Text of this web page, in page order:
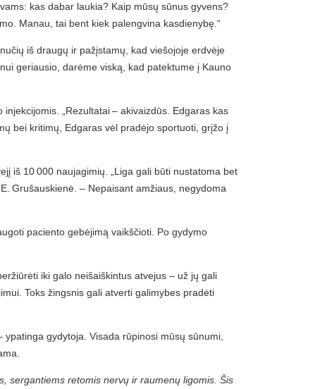
kas dabar laukia? Kaip mūsų sūnus gyvens?
Manau, tai bent kiek palengvina kasdienybę.“
iš draugų ir pažįstamų, kad viešojoje erdvėje
geriausio, darėme viską, kad patektume į Kauno
„Rezultatai – akivaizdūs. Edgaras kas
bei kritimų, Edgaras vėl pradėjo sportuoti, grįžo į
iš 10 000 naujagimių. „Liga gali būti nustatoma bet
Grušauskienė. – Nepaisant amžiaus, negydoma
paciento gebėjimą vaikščioti. Po gydymo
iki galo neišaiškintus atvejus – už jų gali
Toks žingsnis gali atverti galimybes pradėti
gydytoja. Visada rūpinosi mūsų sūnumi,
sergantiems retomis nervų ir raumenų ligomis. Šis